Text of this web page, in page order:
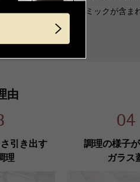
・機能／
■対応熱源
ガス/IHクッキングヒータ
セラミッククッキングヒ
（本体のみ）/100V-200V
ます。ガラス・セラミックが含ま
げます。
由
引き出す
理
04
調理の様子
ガラス